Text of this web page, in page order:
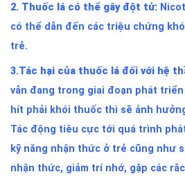
2. Thuốc lá có thể gây đột tử:
có thể dẫn đến các triệu chứng
trẻ.
3.Tác hại của thuốc lá đối với hệ
vẫn đang trong giai đoạn phát
hít phải khói thuốc thì sẽ ảnh
Tác động tiêu cực tới quá trình
kỹ năng nhận thức ở trẻ cũng như
nhận thức, giảm trí nhớ, gặp các